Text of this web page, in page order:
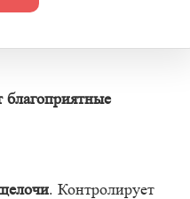
благоприятные
. Контролирует